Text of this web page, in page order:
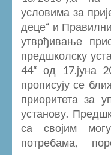
условима за
деце“ и
утврђивање
предшколску
44“ од 17.јуна
прописују се
приоритета за
установу.
са својим
потребама,